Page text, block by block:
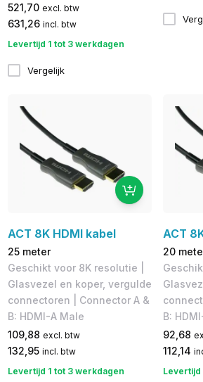
521,70 excl. btw
631,26 incl. btw
Levertijd 1 tot 3 werkdagen
Vergelijk
ACT 8K HDMI kabel
25 meter
Geschikt voor 8K resolutie |
Glasvezel en koper, vergulde
connectoren | Connector A &
B: HDMI-A Male
109,88 excl. btw
132,95 incl. btw
Levertijd 1 tot 3 werkdagen
ACT
20
B:
92,68
112,14
Levertijd